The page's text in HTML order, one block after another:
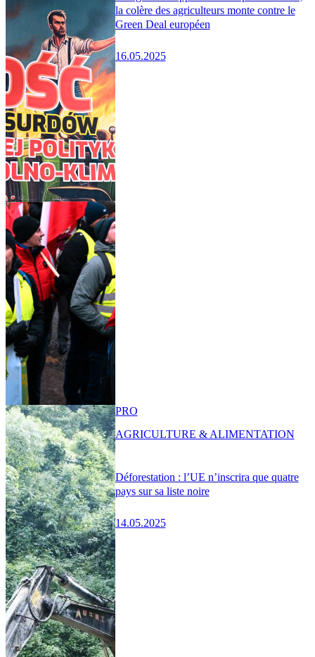
la colère des agriculteurs monte contre le
Green Deal européen
16.05.2025
Déforestation : l’UE n’inscrira que quatre
pays sur sa liste noire
14.05.2025
PRO
AGRICULTURE & ALIMENTATION